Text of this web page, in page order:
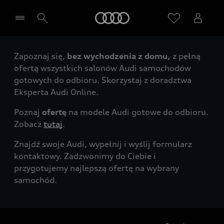
Wybierz Twojego Partnera Audi
Zapoznaj się, bez wychodzenia z domu, z pełną
ofertą wszystkich salonów Audi samochodów
gotowych do odbioru. Skorzystaj z doradztwa
Eksperta Audi Online.
Poznaj ofertę na modele Audi gotowe do odbioru.
Zobacz tutaj.
Znajdź swoje Audi, wypełnij i wyślij formularz
kontaktowy. Zadzwonimy do Ciebie i
przygotujemy najlepszą ofertę na wybrany
samochód.